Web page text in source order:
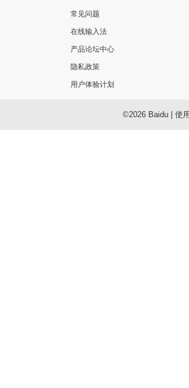
常见问题
在线输入法
产品论坛中心
隐私政策
用户体验计划
©2026 Baidu| 使